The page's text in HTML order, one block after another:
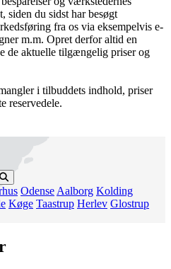
du sidst har besøgt
fra os via eksempelvis e-
m.m. Opret derfor altid en
de aktuelle tilgængelig priser og
i tilbuddets indhold, priser
reservedele.
Odense Aalborg Kolding
Køge Taastrup Herlev Glostrup